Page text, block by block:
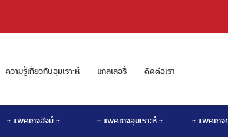
ความรู้เกี่ยวกับอุมเราะห์ แกลเลอรี่ ติดต่อเรา
:: แพคเกจฮัจย์ :: :: แพคเกจอุมเราะห์ :: :: แพคเกจ